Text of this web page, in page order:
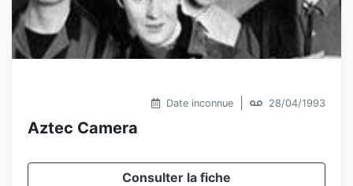
Date inconnue 28/04/1993
Aztec Camera
Consulter la fiche